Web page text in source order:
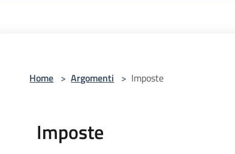
Home > Argomenti > Imposte
Imposte